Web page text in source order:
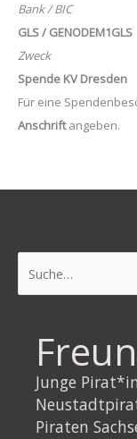
Bank / BIC
GLS / GENODEM1GLS
Zweck
Spende KV Dresden
Für eine
Anschriftangeben.
Junge
Piraten